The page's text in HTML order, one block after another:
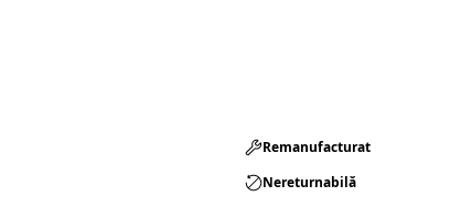
Remanufacturat​
Nereturnabilă